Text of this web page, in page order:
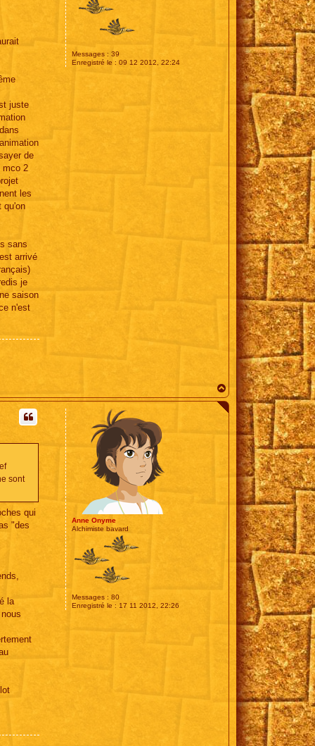
Messages : 39
Enregistré le : 09 12 2012, 22:24
juste
de
mco 2
les
qu'on
sans
arrivé
je
saison
n'est
a
u
Anne Onyme
Alchimiste bavard
Messages : 80
Enregistré le : 17 11 2012, 22:26
sont
qui
"des
la